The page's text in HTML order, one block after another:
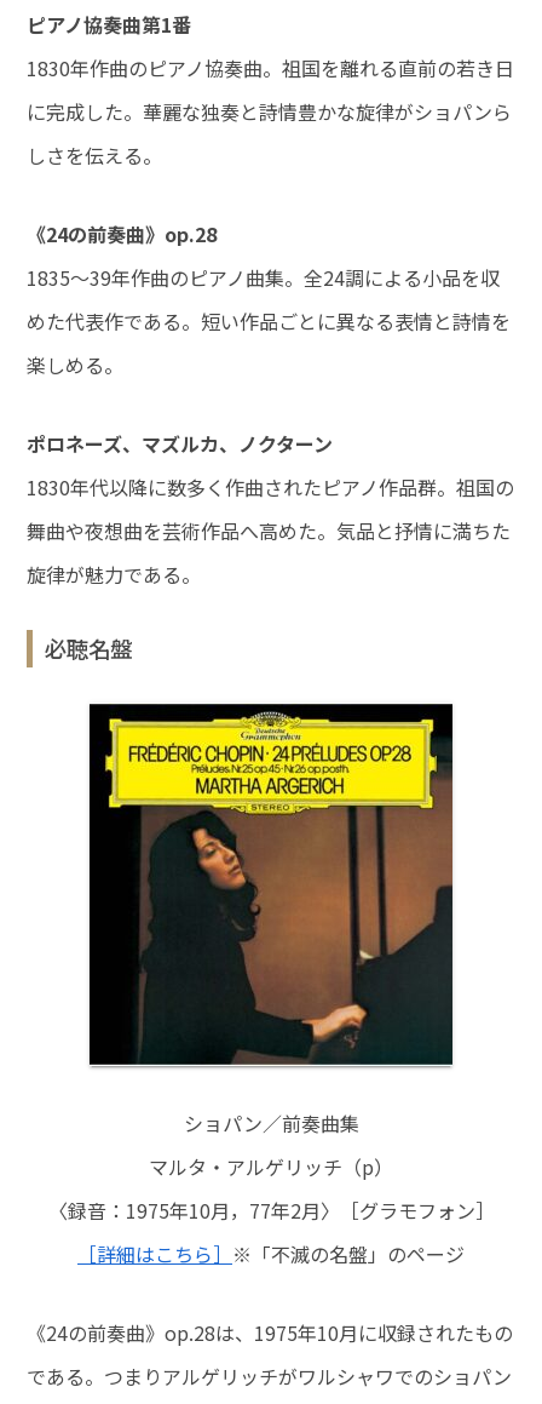
ピアノ協奏曲第1番
1830年作曲のピアノ協奏曲。祖国を離れる直前の若き日
に完成した。華麗な独奏と詩情豊かな旋律がショパンら
しさを伝える。
《24の前奏曲》op.28
1835～39年作曲のピアノ曲集。全24調による小品を収
めた代表作である。短い作品ごとに異なる表情と詩情を
楽しめる。
ポロネーズ、マズルカ、ノクターン
1830年代以降に数多く作曲されたピアノ作品群。祖国の
舞曲や夜想曲を芸術作品へ高めた。気品と抒情に満ちた
旋律が魅力である。
必聴名盤
ショパン／前奏曲集
マルタ・アルゲリッチ（p）
〈録音：1975年10月，77年2月〉［グラモフォン］
［詳細はこちら］ ※「不滅の名盤」のページ
《24の前奏曲》op.28は、1975年10月に収録されたもの
である。つまりアルゲリッチがワルシャワでのショパン